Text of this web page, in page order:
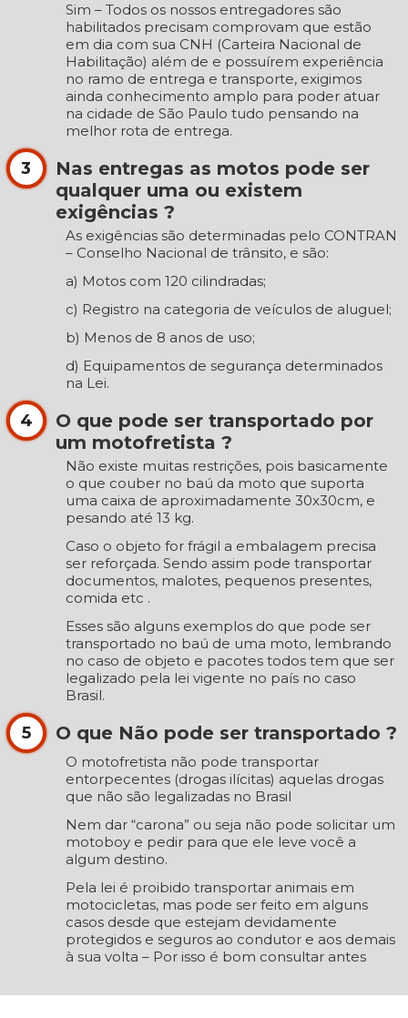
Sim – Todos os nossos entregadores são
habilitados precisam comprovam que estão
em dia com sua CNH (Carteira Nacional de
Habilitação) além de e possuírem experiência
no ramo de entrega e transporte, exigimos
ainda conhecimento amplo para poder atuar
na cidade de São Paulo tudo pensando na
melhor rota de entrega.
3
Nas entregas as motos pode ser
qualquer uma ou existem
exigências ?
As exigências são determinadas pelo CONTRAN
– Conselho Nacional de trânsito, e são:
a) Motos com 120 cilindradas;
c) Registro na categoria de veículos de aluguel;
b) Menos de 8 anos de uso;
d) Equipamentos de segurança determinados
na Lei.
4
O que pode ser transportado por
um motofretista ?
Não existe muitas restrições, pois basicamente
o que couber no baú da moto que suporta
uma caixa de aproximadamente 30x30cm, e
pesando até 13 kg.
Caso o objeto for frágil a embalagem precisa
ser reforçada. Sendo assim pode transportar
documentos, malotes, pequenos presentes,
comida etc .
Esses são alguns exemplos do que pode ser
transportado no baú de uma moto, lembrando
no caso de objeto e pacotes todos tem que ser
legalizado pela lei vigente no país no caso
Brasil.
5 O que Não pode ser transportado ?
O motofretista não pode transportar
entorpecentes (drogas ilícitas) aquelas drogas
que não são legalizadas no Brasil
Nem dar “carona” ou seja não pode solicitar um
motoboy e pedir para que ele leve você a
algum destino.
Pela lei é proibido transportar animais em
motocicletas, mas pode ser feito em alguns
casos desde que estejam devidamente
protegidos e seguros ao condutor e aos demais
à sua volta – Por isso é bom consultar antes